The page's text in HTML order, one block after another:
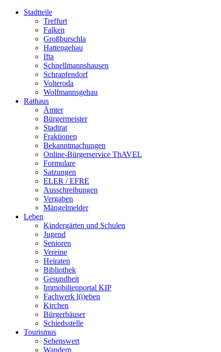
Stadtteile
Treffurt
Falken
Großburschla
Hattengehau
Ifta
Schnellmannshausen
Schrapfendorf
Volteroda
Wolfmannsgehau
Rathaus
Ämter
Bürgermeister
Stadtrat
Fraktionen
Bekanntmachungen
Online-Bürgerservice ThAVEL
Formulare
Satzungen
ELER / EFRE
Ausschreibungen
Vergaben
Mängelmelder
Leben
Kindergärten und Schulen
Jugend
Senioren
Vereine
Heiraten
Bibliothek
Gesundheit
Immobilienportal KIP
Fachwerk l(i)eben
Kirchen
Bürgerhäuser
Schiedsstelle
Tourismus
Sehenswert
Wandern